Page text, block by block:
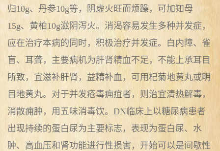
归10g、丹参10g等，阴虚火旺而烦躁，可加知母
15g、黄柏10g滋阴泻火。消渴容易发生多种并发症，
应在治疗本病的同时，积极治疗并发症。白内障、雀
盲、耳聋，主要病机为肝肾精血不足，不能上承耳目
所致，宜滋补肝肾，益精补血，可用杞菊地黄丸或明
目地黄丸。对于并发疮毒痈疽者，则治宜清热解毒，
消散痈肿，用五味消毒饮。DN临床上以糖尿病患者
出现持续的蛋白尿为主要标志，表现为蛋白尿、水
肿、高血压和肾功能进行性损害，开始可以是间歇性